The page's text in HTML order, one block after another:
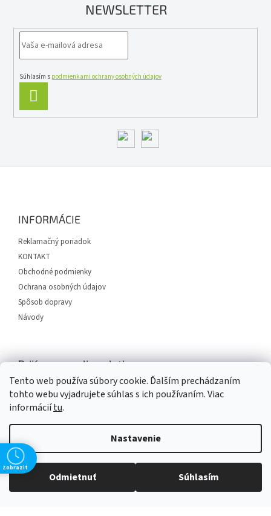
Tento web používa súbory cookie. Ďalším prechádzaním
tohto webu vyjadrujete súhlas s ich používaním. Viac
informáciítu.
Nastavenie
Odmietnuť Súhlasím
NEWSLETTER
Súhlasím s podmienkami ochrany osobných údajov
SA
INFORMÁCIE
Reklamačný poriadok
KONTAKT
Obchodné podmienky
Ochrana osobných údajov
Spôsob dopravy
Návody
Prijímame online platby
Vytvoril Shoptet
Zobraziť